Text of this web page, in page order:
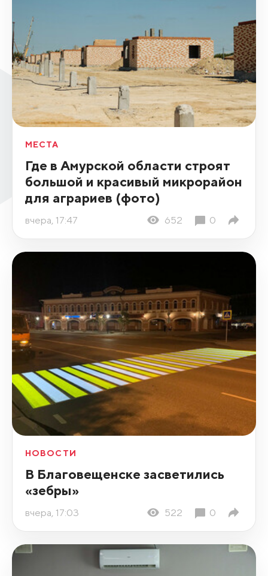
МЕСТА
Где в Амурской области строят
большой и красивый микрорайон
для аграриев (фото)
вчера, 17:47 652 0
НОВОСТИ
В Благовещенске засветились
«зебры»
вчера, 17:03 522 0